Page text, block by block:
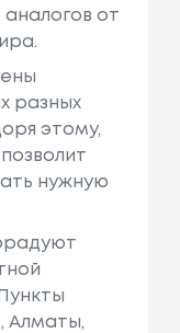
от
разных
этому,
нужную
Алматы,